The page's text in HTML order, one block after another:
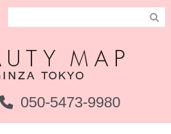

050-5473-9980